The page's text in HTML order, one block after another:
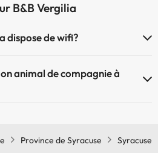
B&B Vergilia
dispose de wifi?
animal de compagnie à
Province de Syracuse
Syracuse